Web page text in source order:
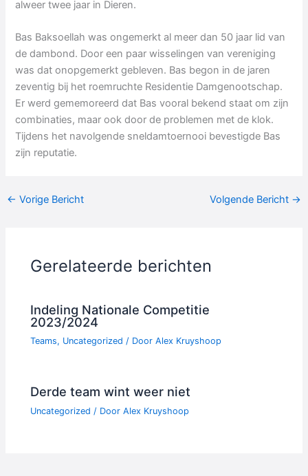
alweer twee jaar in Dieren.
Bas Baksoellah was ongemerkt al meer dan 50 jaar lid van
de dambond. Door een paar wisselingen van vereniging
was dat onopgemerkt gebleven. Bas begon in de jaren
zeventig bij het roemruchte Residentie Damgenootschap.
Er werd gememoreerd dat Bas vooral bekend staat om zijn
combinaties, maar ook door de problemen met de klok.
Tijdens het navolgende sneldamtoernooi bevestigde Bas
zijn reputatie.
← Vorige Bericht Volgende Bericht →
Gerelateerde berichten
Indeling Nationale Competitie
2023/2024
Teams, Uncategorized / DoorAlex Kruyshoop
Derde team wint weer niet
Uncategorized / DoorAlex Kruyshoop